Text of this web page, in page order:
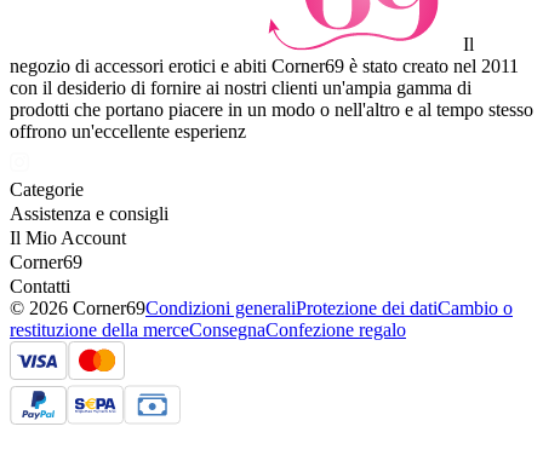
Il
negozio di accessori erotici e abiti Corner69 è stato creato nel 2011
con il desiderio di fornire ai nostri clienti un'ampia gamma di
prodotti che portano piacere in un modo o nell'altro e al tempo stesso
offrono un'eccellente esperienz
Categorie
Assistenza e consigli
Il Mio Account
Corner69
Contatti
© 2026 Corner69Condizioni generaliProtezione dei datiCambio o
restituzione della merceConsegnaConfezione regalo